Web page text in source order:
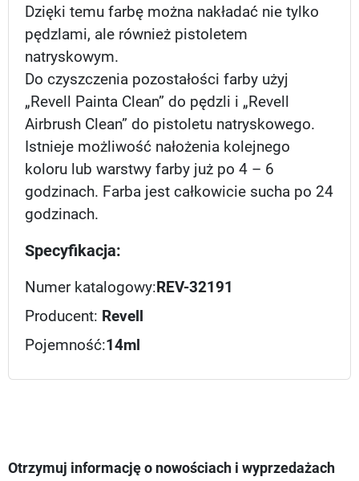
Dzięki temu farbę można nakładać nie tylko
pędzlami, ale również pistoletem
natryskowym.
Do czyszczenia pozostałości farby użyj
„Revell Painta Clean” do pędzli i „Revell
Airbrush Clean” do pistoletu natryskowego.
Istnieje możliwość nałożenia kolejnego
koloru lub warstwy farby już po 4 – 6
godzinach. Farba jest całkowicie sucha po 24
godzinach.
Specyfikacja:
Numer katalogowy: REV-32191
Producent: Revell
Pojemność:14ml
Otrzymuj informację o nowościach i wyprzedażach